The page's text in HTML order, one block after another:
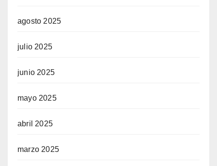
agosto 2025
julio 2025
junio 2025
mayo 2025
abril 2025
marzo 2025